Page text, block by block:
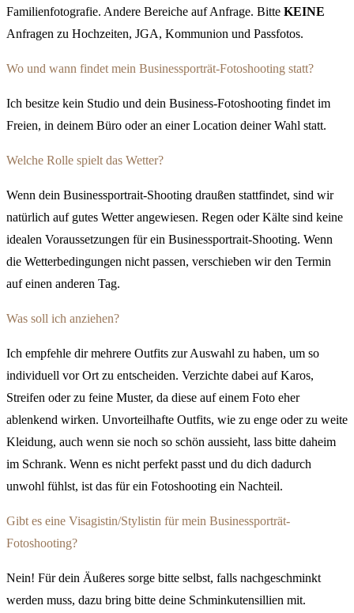
Familienfotografie. Andere Bereiche auf Anfrage. Bitte KEINE
Anfragen zu Hochzeiten, JGA, Kommunion und Passfotos.
Wo und wann findet mein Businessporträt-Fotoshooting statt?
Ich besitze kein Studio und dein Business-Fotoshooting findet im
Freien, in deinem Büro oder an einer Location deiner Wahl statt.
Welche Rolle spielt das Wetter?
Wenn dein Businessportrait-Shooting draußen stattfindet, sind wir
natürlich auf gutes Wetter angewiesen. Regen oder Kälte sind keine
idealen Voraussetzungen für ein Businessportrait-Shooting. Wenn
die Wetterbedingungen nicht passen, verschieben wir den Termin
auf einen anderen Tag.
Was soll ich anziehen?
Ich empfehle dir mehrere Outfits zur Auswahl zu haben, um so
individuell vor Ort zu entscheiden. Verzichte dabei auf Karos,
Streifen oder zu feine Muster, da diese auf einem Foto eher
ablenkend wirken. Unvorteilhafte Outfits, wie zu enge oder zu weite
Kleidung, auch wenn sie noch so schön aussieht, lass bitte daheim
im Schrank. Wenn es nicht perfekt passt und du dich dadurch
unwohl fühlst, ist das für ein Fotoshooting ein Nachteil.
Gibt es eine Visagistin/Stylistin für mein Businessporträt-
Fotoshooting?
Nein! Für dein Äußeres sorge bitte selbst, falls nachgeschminkt
werden muss, dazu bring bitte deine Schminkutensillien mit.